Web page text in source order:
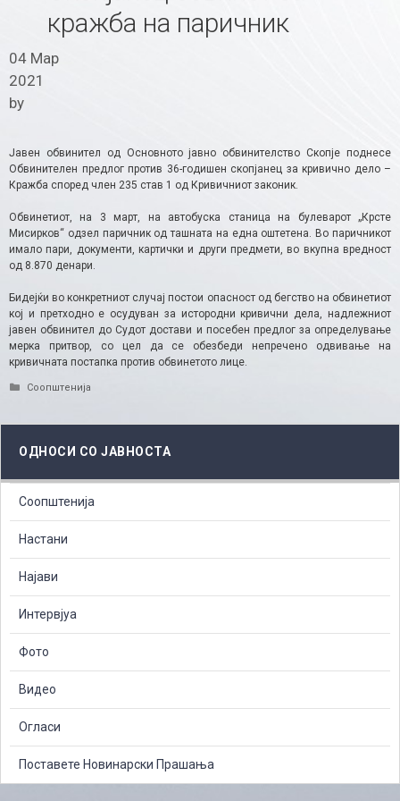
кражба на паричник
04 Мар
2021
by
Јавен обвинител од Основното јавно обвинителство Скопје поднесе
Обвинителен предлог против 36-годишен скопјанец за кривично дело –
Кражба според член 235 став 1 од Кривичниот законик.
Обвинетиот, на 3 март, на автобуска станица на булеварот „Крсте
Мисирков“ одзел паричник од ташната на една оштетена. Во паричникот
имало пари, документи, картички и други предмети, во вкупна вредност
од 8.870 денари.
Бидејќи во конкретниот случај постои опасност од бегство на обвинетиот
кој и претходно е осудуван за истородни кривични дела, надлежниот
јавен обвинител до Судот достави и посебен предлог за определување
мерка притвор, со цел да се обезбеди непречено одвивање на
кривичната постапка против обвинетото лице.​
Categories
Соопштенија
ОДНОСИ СО ЈАВНОСТА
Соопштенија
Настани
Најави
Интервјуа
Фото
Видео
Огласи
Поставете Новинарски Прашања